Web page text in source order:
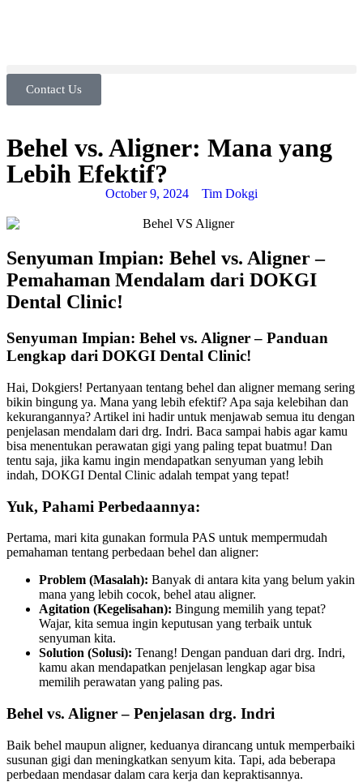
Contact Us
Behel vs. Aligner: Mana yang
Lebih Efektif?
October 9, 2024 Tim Dokgi
Senyuman Impian: Behel vs. Aligner –
Pemahaman Mendalam dari DOKGI
Dental Clinic!
Senyuman Impian: Behel vs. Aligner – Panduan
Lengkap dari DOKGI Dental Clinic!
Hai, Dokgiers! Pertanyaan tentang behel dan aligner memang sering
bikin bingung ya. Mana yang lebih efektif? Apa saja kelebihan dan
kekurangannya? Artikel ini hadir untuk menjawab semua itu dengan
penjelasan mendalam dari drg. Indri. Baca sampai habis agar kamu
bisa menentukan perawatan gigi yang paling tepat buatmu! Dan
tentu saja, jika kamu ingin mendapatkan senyuman yang lebih
indah, DOKGI Dental Clinic adalah tempat yang tepat!
Yuk, Pahami Perbedaannya:
Pertama, mari kita gunakan formula PAS untuk mempermudah
pemahaman tentang perbedaan behel dan aligner:
Problem (Masalah): Banyak di antara kita yang belum yakin
mana yang lebih cocok, behel atau aligner.
Agitation (Kegelisahan): Bingung memilih yang tepat?
Wajar, kita semua ingin keputusan yang terbaik untuk
senyuman kita.
Solution (Solusi): Tenang! Dengan panduan dari drg. Indri,
kamu akan mendapatkan penjelasan lengkap agar bisa
memilih perawatan yang paling pas.
Behel vs. Aligner – Penjelasan drg. Indri
Baik behel maupun aligner, keduanya dirancang untuk memperbaiki
susunan gigi dan meningkatkan senyum kita. Tapi, ada beberapa
perbedaan mendasar dalam cara kerja dan kepraktisannya.